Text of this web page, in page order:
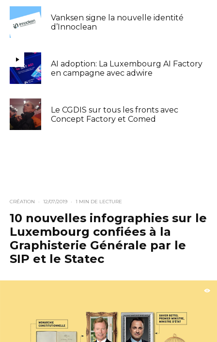
Vanksen signe la nouvelle identité
d’Innoclean
AI adoption: La Luxembourg AI Factory
en campagne avec adwire
Le CGDIS sur tous les fronts avec
Concept Factory et Comed
CRÉATION · 12/07/2019 · 1 MIN DE LECTURE
10 nouvelles infographies sur le
Luxembourg confiées à la
Graphisterie Générale par le
SIP et le Statec